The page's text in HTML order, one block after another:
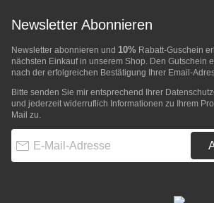
Newsletter Abonnieren
Newsletter abonnieren und 10% Rabatt-Guschein
nächsten Einkauf in unserem Shop. Den Gutschein
nach der erfolgreichen Bestätigung Ihrer Email-
Bitte senden Sie mir entsprechend Ihrer
und jederzeit widerruflich Informationen zu Ihrem
Mail zu.